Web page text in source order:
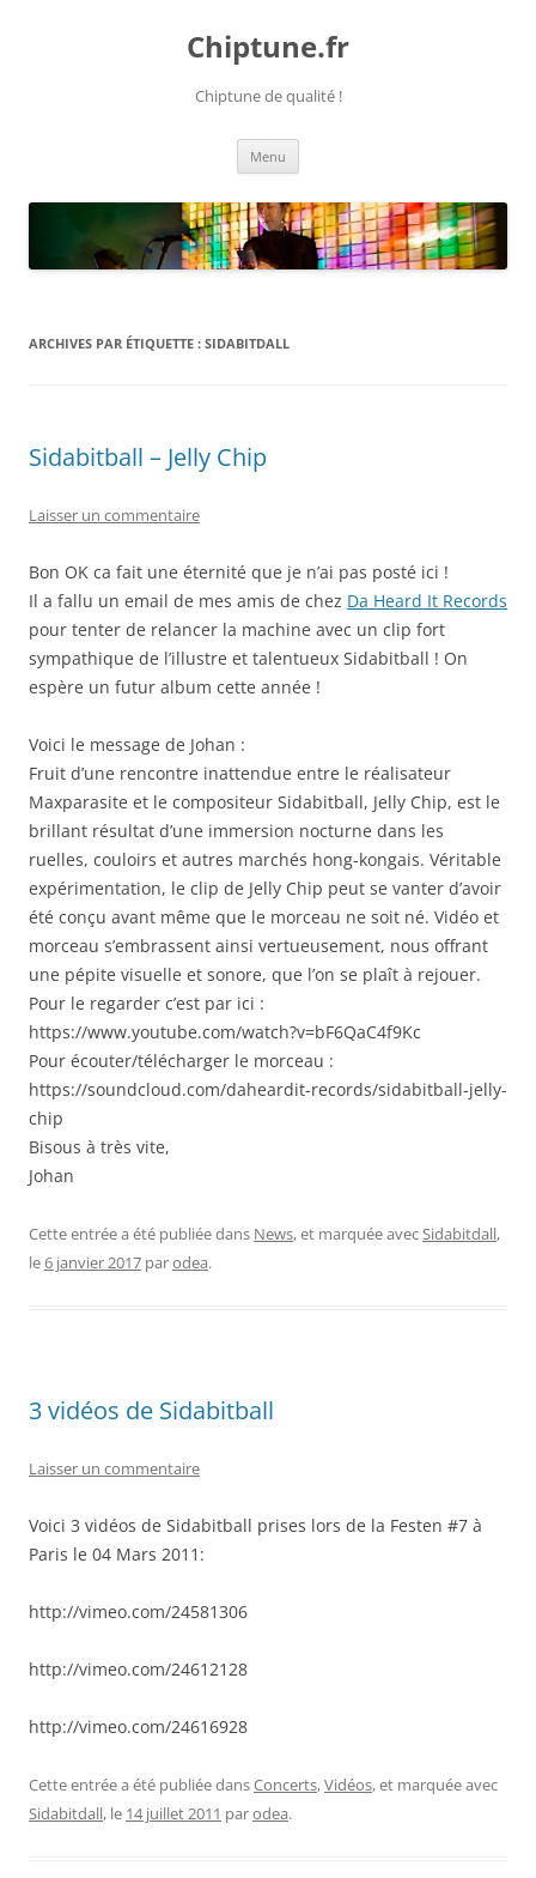
Chiptune.fr
Chiptune de qualité !
Menu
ARCHIVES PAR ÉTIQUETTE : SIDABITDALL
Sidabitball – Jelly Chip
Laisser un commentaire
Bon OK ca fait une éternité que je n’ai pas posté ici !
Il a fallu un email de mes amis de chez Da Heard It Records
pour tenter de relancer la machine avec un clip fort
sympathique de l’illustre et talentueux Sidabitball ! On
espère un futur album cette année !
Voici le message de Johan :
Fruit d’une rencontre inattendue entre le réalisateur
Maxparasite et le compositeur Sidabitball, Jelly Chip, est le
brillant résultat d’une immersion nocturne dans les
ruelles, couloirs et autres marchés hong-kongais. Véritable
expérimentation, le clip de Jelly Chip peut se vanter d’avoir
été conçu avant même que le morceau ne soit né. Vidéo et
morceau s’embrassent ainsi vertueusement, nous offrant
une pépite visuelle et sonore, que l’on se plaît à rejouer.
Pour le regarder c’est par ici :
https://www.youtube.com/watch?v=bF6QaC4f9Kc
Pour écouter/télécharger le morceau :
https://soundcloud.com/daheardit-records/sidabitball-jelly-
chip
Bisous à très vite,
Johan
Cette entrée a été publiée dans News, et marquée avecSidabitdall,
le6 janvier 2017 parodea.
3 vidéos de Sidabitball
Laisser un commentaire
Voici 3 vidéos de Sidabitball prises lors de la Festen #7 à
Paris le 04 Mars 2011:
http://vimeo.com/24581306
http://vimeo.com/24612128
http://vimeo.com/24616928
Cette entrée a été publiée dansConcerts,Vidéos, et marquée avec
Sidabitdall, le 14 juillet 2011 parodea.